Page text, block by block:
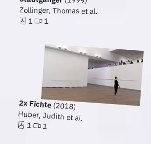
Zollinger, Thomas et al.
1 1
2x Fichte(2018)
Huber, Judith et al.
1 1